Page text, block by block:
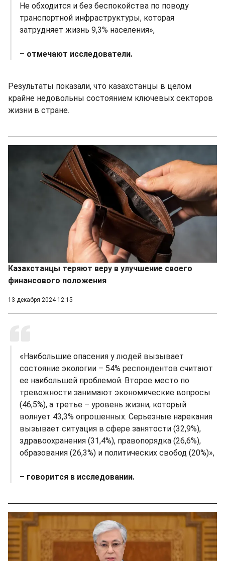
Не обходится и без беспокойства по поводу
транспортной инфраструктуры, которая
затрудняет жизнь 9,3% населения»,
– отмечают исследователи.
Результаты показали, что казахстанцы в целом
крайне недовольны состоянием ключевых секторов
жизни в стране.
Казахстанцы теряют веру в улучшение своего
финансового положения
13 декабря 2024 12:15
«Наибольшие опасения у людей вызывает
состояние экологии – 54% респондентов считают
ее наибольшей проблемой. Второе место по
тревожности занимают экономические вопросы
(46,5%), а третье – уровень жизни, который
волнует 43,3% опрошенных. Серьезные нарекания
вызывает ситуация в сфере занятости (32,9%),
здравоохранения (31,4%), правопорядка (26,6%),
образования (26,3%) и политических свобод (20%)»,
– говорится в исследовании.